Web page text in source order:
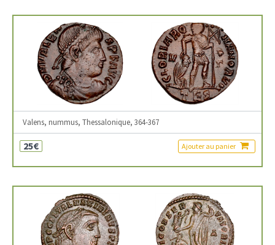
Valens, nummus, Thessalonique, 364-367
25€ Ajouter au panier